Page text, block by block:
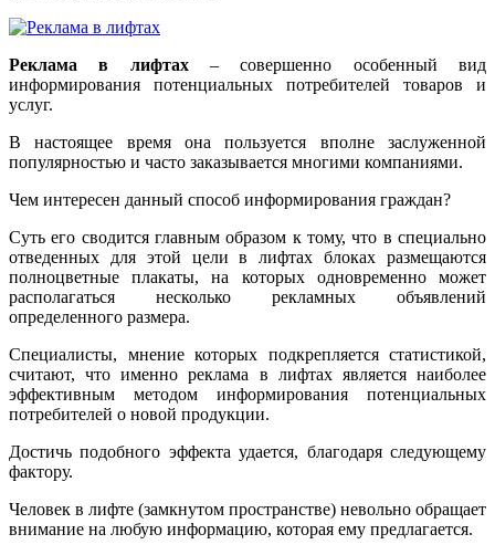
Реклама в лифтах– совершенно особенный вид
информирования потенциальных потребителей товаров и
услуг.
В настоящее время она пользуется вполне заслуженной
популярностью и часто заказывается многими компаниями.
Чем интересен данный способ информирования граждан?
Суть его сводится главным образом к тому, что в специально
отведенных для этой цели в лифтах блоках размещаются
полноцветные плакаты, на которых одновременно может
располагаться несколько рекламных объявлений
определенного размера.
Специалисты, мнение которых подкрепляется статистикой,
считают, что именно реклама в лифтах является наиболее
эффективным методом информирования потенциальных
потребителей о новой продукции.
Достичь подобного эффекта удается, благодаря следующему
фактору.
Человек в лифте (замкнутом пространстве) невольно обращает
внимание на любую информацию, которая ему предлагается.